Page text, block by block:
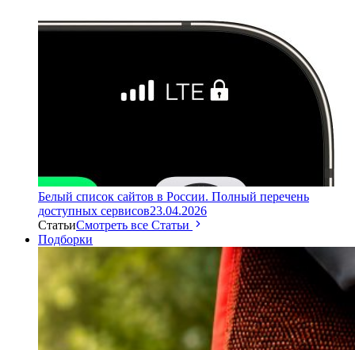
Белый список сайтов в России. Полный перечень
доступных сервисов23.04.2026
СтатьиСмотреть все Статьи
Подборки